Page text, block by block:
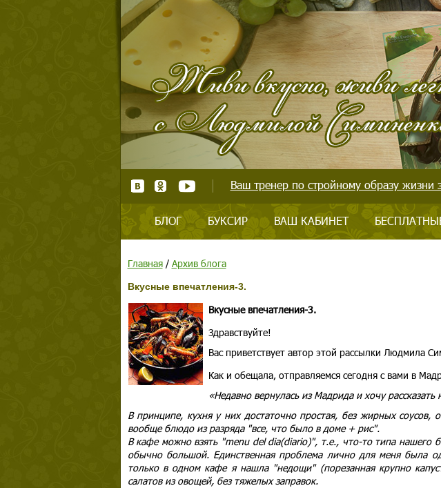
Ваш тренер по стройному образу жизни
БЛОГ БУКСИР ВАШ КАБИНЕТ
Главная/ Архив блога
Вкусные впечатления-3.
Вкусные впечатления-3.
Здравствуйте!
Вас приветствует автор этой рассылки Людмила
Как и обещала, отправляемся сегодня с вами в
«Недавно вернулась из Мадрида и хочу
В принципе, кухня у них достаточно простая, без жирных соусов,
вообще блюдо из разряда "все, что было в доме + рис".
В кафе можно взять "menu del dia(diario)", т.е., что-то типа нашего
обычно большой. Единственная проблема лично для меня была
только в одном кафе я нашла "недощи" (порезанная крупно
салатов из овощей, без тяжелых заправок.